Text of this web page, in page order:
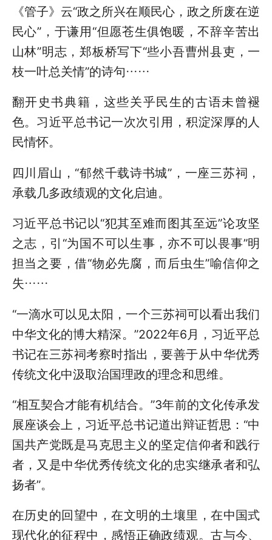
《管子》云“政之所兴在顺民心，政之所废在逆
民心”，于谦用“但愿苍生俱饱暖，不辞辛苦出
山林”明志，郑板桥写下“些小吾曹州县吏，一
枝一叶总关情”的诗句……
翻开史书典籍，这些关乎民生的古语未曾褪
色。习近平总书记一次次引用，积淀深厚的人
民情怀。
四川眉山，“郁然千载诗书城”，一座三苏祠，
承载几多政绩观的文化启迪。
习近平总书记以“犯其至难而图其至远”论攻坚
之志，引“为国不可以生事，亦不可以畏事”明
担当之要，借“物必先腐，而后虫生”喻信仰之
失……
“一滴水可以见太阳，一个三苏祠可以看出我们
中华文化的博大精深。”2022年6月，习近平总
书记在三苏祠考察时指出，要善于从中华优秀
传统文化中汲取治国理政的理念和思维。
“相互契合才能有机结合。”3年前的文化传承发
展座谈会上，习近平总书记道出辩证哲思：“中
国共产党既是马克思主义的坚定信仰者和践行
者，又是中华优秀传统文化的忠实继承者和弘
扬者”。
在历史的回望中，在文明的土壤里，在中国式
现代化的征程中，感悟正确政绩观。古与今、